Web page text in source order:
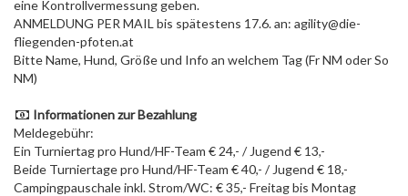
eine Kontrollvermessung geben.
ANMELDUNG PER MAIL bis spätestens 17.6. an: agility@die-
fliegenden-pfoten.at
Bitte Name, Hund, Größe und Info an welchem Tag (Fr NM oder So
NM)
Informationen zur Bezahlung
Meldegebühr:
Ein Turniertag pro Hund/HF-Team € 24,- / Jugend € 13,-
Beide Turniertage pro Hund/HF-Team € 40,- / Jugend € 18,-
Campingpauschale inkl. Strom/WC: € 35,- Freitag bis Montag